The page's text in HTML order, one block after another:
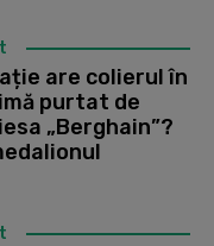
are colierul în
purtat de
„Berghain”?